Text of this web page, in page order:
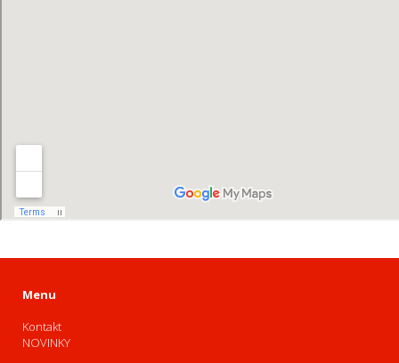
Menu
Kontakt
NOVINKY